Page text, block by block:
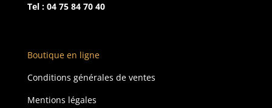
Tel : 04 75 84 70 40
Boutique en ligne
Conditions générales de ventes
Mentions légales